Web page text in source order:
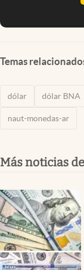
Temas
dólar dólar BNA
naut-monedas-ar
Más noticias de